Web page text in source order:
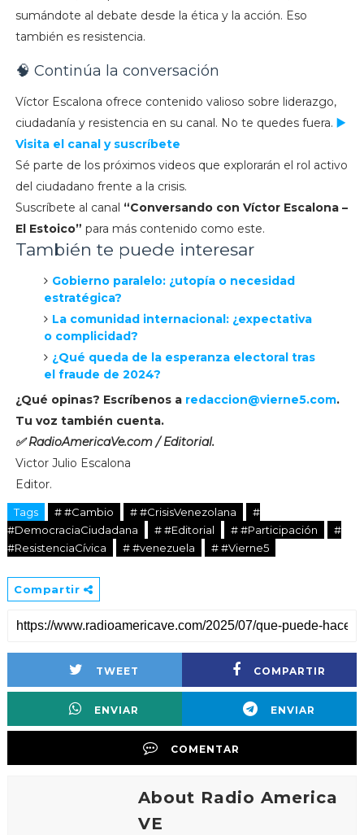
sumándote al debate desde la ética y la acción. Eso
también es resistencia.
🧠 Continúa la conversación
Víctor Escalona ofrece contenido valioso sobre liderazgo,
ciudadanía y resistencia en su canal. No te quedes fuera. ▶️
Visita el canal y suscríbete
Sé parte de los próximos videos que explorarán el rol activo
del ciudadano frente a la crisis.
Suscríbete al canal “Conversando con Víctor Escalona –
El Estoico” para más contenido como este.
También te puede interesar
Gobierno paralelo: ¿utopía o necesidad
estratégica?
La comunidad internacional: ¿expectativa
o complicidad?
¿Qué queda de la esperanza electoral tras
el fraude de 2024?
¿Qué opinas? Escríbenos a redaccion@vierne5.com.
Tu voz también cuenta.
✅ RadioAmericaVe.com / Editorial.
Victor Julio Escalona
Editor.
Tags # #Cambio # #CrisisVenezolana
#
#DemocraciaCiudadana
# #Editorial # #Participación
#
#ResistenciaCívica
# #venezuela # #Vierne5
Compartir
TWEET COMPARTIR
ENVIAR ENVIAR
COMENTAR
About Radio America
VE